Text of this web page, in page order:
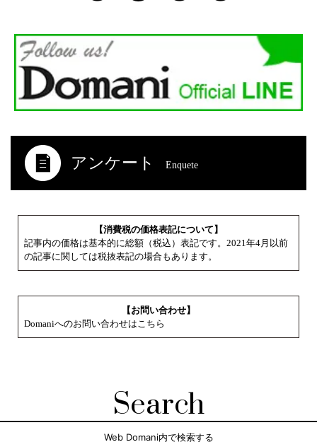
アンケート Enquete
【消費税の価格表記について】
記事内の価格は基本的に総額（税込）表記です。2021年4月以前
の記事に関しては税抜表記の場合もあります。
【お問い合わせ】
Domaniへのお問い合わせはこちら
Search
Web Domani内で検索する